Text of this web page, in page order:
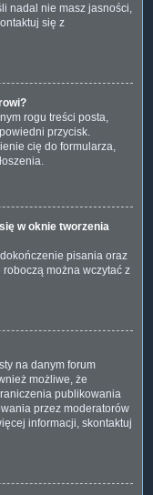
nadal nie masz jasności,
się z
rogu treści posta,
przycisk.
cię do formularza,
w oknie tworzenia
pisania oraz
można wczytać z
na danym forum
możliwe, że
publikowania
przez moderatorów
informacji, skontaktuj